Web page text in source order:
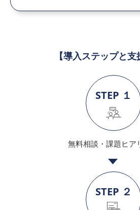
【導入ステップと支
STEP １
無料相談・課題ヒア
STEP ２